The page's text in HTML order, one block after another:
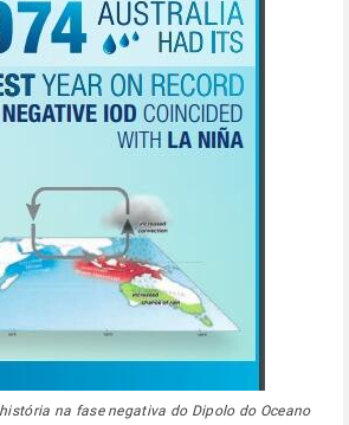
na fase negativa do Dipolo do Oceano